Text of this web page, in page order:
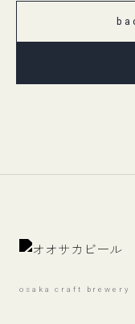
osaka craft brewery